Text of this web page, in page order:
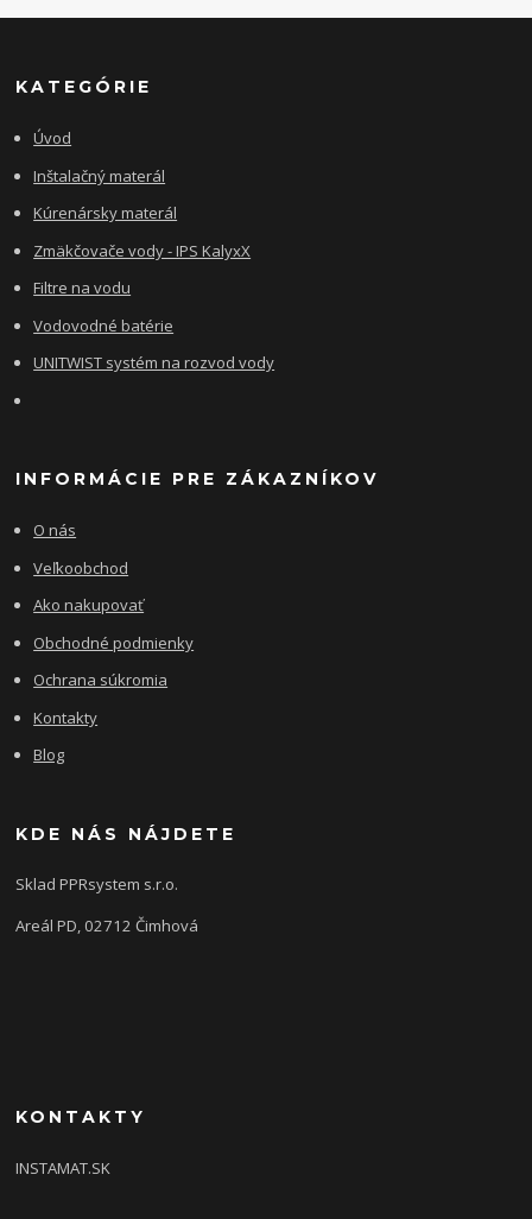
KATEGÓRIE
Úvod
Inštalačný materál
Kúrenársky materál
Zmäkčovače vody - IPS KalyxX
Filtre na vodu
Vodovodné batérie
UNITWIST systém na rozvod vody
INFORMÁCIE PRE ZÁKAZNÍKOV
O nás
Veľkoobchod
Ako nakupovať
Obchodné podmienky
Ochrana súkromia
Kontakty
Blog
KDE NÁS NÁJDETE
Sklad PPRsystem s.r.o.
Areál PD, 02712 Čimhová
KONTAKTY
INSTAMAT.SK